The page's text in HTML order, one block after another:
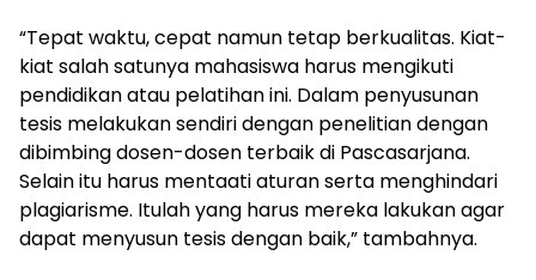
“Tepat waktu, cepat namun tetap berkualitas. Kiat-
kiat salah satunya mahasiswa harus mengikuti
pendidikan atau pelatihan ini. Dalam penyusunan
tesis melakukan sendiri dengan penelitian dengan
dibimbing dosen-dosen terbaik di Pascasarjana.
Selain itu harus mentaati aturan serta menghindari
plagiarisme. Itulah yang harus mereka lakukan agar
dapat menyusun tesis dengan baik,” tambahnya.